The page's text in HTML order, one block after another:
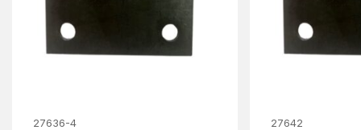
27636-4 27642